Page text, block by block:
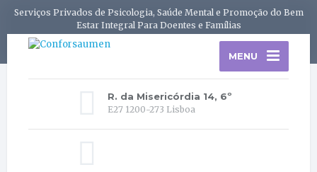
Serviços Privados de Psicologia, Saúde Mental e Promoção do Bem
Estar Integral Para Doentes e Famílias
MENU
R. da Misericórdia 14, 6º
E27 1200-273 Lisboa